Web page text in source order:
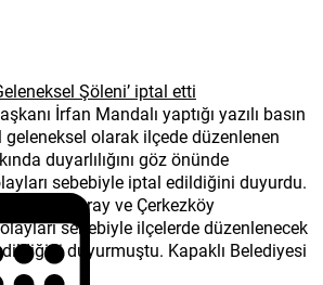
Şöleni’ iptal etti
İrfan Mandalı yaptığı yazılı basın
geleneksel olarak ilçede düzenlenen
duyarlılığını göz önünde
sebebiyle iptal edildiğini duyurdu.
EDİLDİ Saray ve Çerkezköy
sebebiyle ilçelerde düzenlenecek
duyurmuştu. Kapaklı Belediyesi